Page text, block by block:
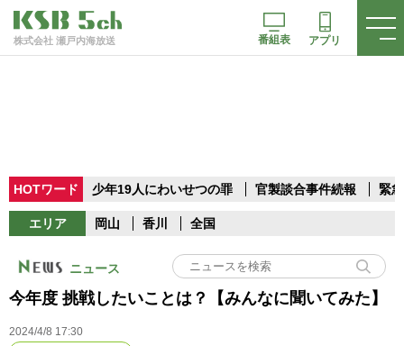
株式会社 瀬戸内海放送 番組表 アプリ
HOTワード 少年19人にわいせつの罪 官製談合事件続報 緊
エリア 岡山 香川 全国
ニュース
今年度 挑戦したいことは？【みんなに聞いてみた】
2024/4/8 17:30